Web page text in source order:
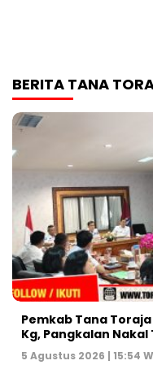
BERITA TANA
Pemkab Tana
Kg, Pangkalan
5 Agustus 2026 | 15:54